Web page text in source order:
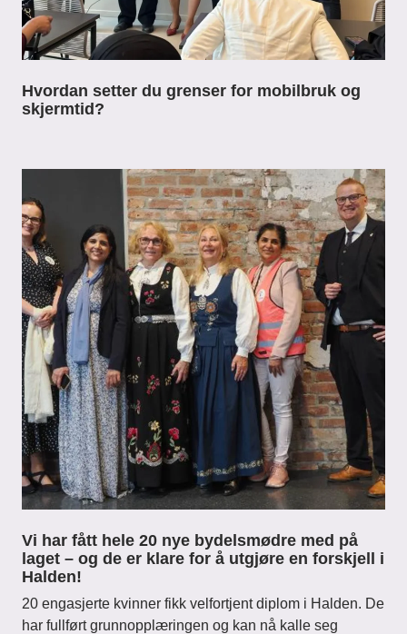
Hvordan setter du grenser for mobilbruk og
skjermtid?
Vi har fått hele 20 nye bydelsmødre med på
laget – og de er klare for å utgjøre en forskjell i
Halden!
20 engasjerte kvinner fikk velfortjent diplom i Halden. De
har fullført grunnopplæringen og kan nå kalle seg